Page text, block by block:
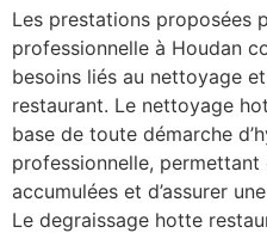
Les prestations proposées
professionnelle à Houdan
besoins liés au nettoyage
restaurant. Le nettoyage
base de toute démarche
professionnelle, permettant
accumulées et d’assurer
Le degraissage hotte